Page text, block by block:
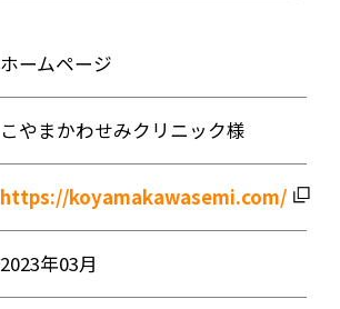
ホームページ
こやまかわせみクリニック様
https://koyamakawasemi.com/
2023年03月